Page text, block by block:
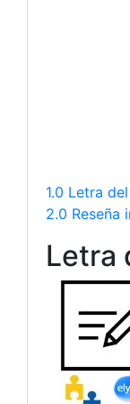
1.0 Letra
2.0 Reseña
Letra